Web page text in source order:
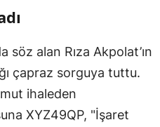
söz alan Rıza Akpolat’ın
çapraz sorguya tuttu.
ihaleden
XYZ49QP, "İşaret